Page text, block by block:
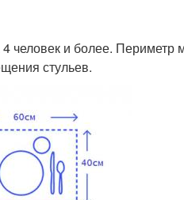
человек и более. Периметр
стульев.